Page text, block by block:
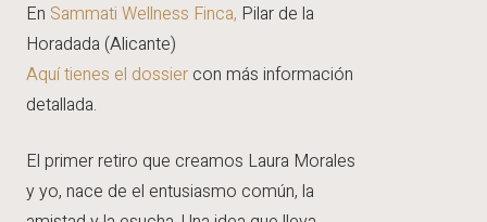
En Sammati Wellness Finca, Pilar de la
Horadada (Alicante)
Aquí tienes el dossier con más información
detallada.
El primer retiro que creamos Laura Morales
y yo, nace de el entusiasmo común, la